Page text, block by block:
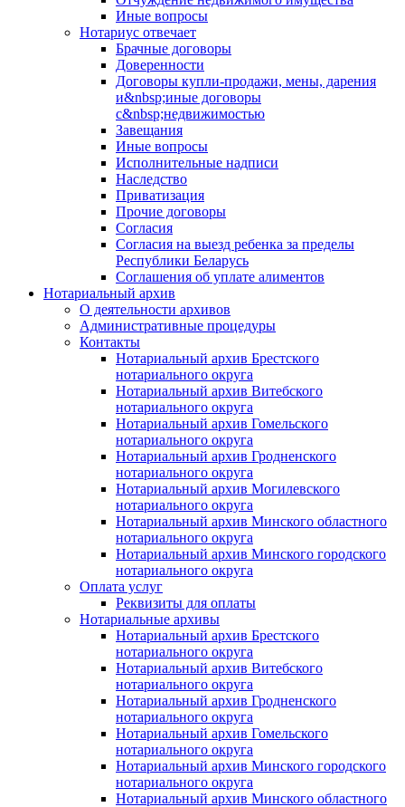
Иные вопросы
Нотариус отвечает
Брачные договоры
Доверенности
Договоры купли-продажи, мены, дарения
и&nbsp;иные договоры
с&nbsp;недвижимостью
Завещания
Иные вопросы
Исполнительные надписи
Наследство
Приватизация
Прочие договоры
Согласия
Согласия на выезд ребенка за пределы
Республики Беларусь
Соглашения об уплате алиментов
Нотариальный архив
О деятельности архивов
Административные процедуры
Контакты
Нотариальный архив Брестского
нотариального округа
Нотариальный архив Витебского
нотариального округа
Нотариальный архив Гомельского
нотариального округа
Нотариальный архив Гродненского
нотариального округа
Нотариальный архив Могилевского
нотариального округа
Нотариальный архив Минского областного
нотариального округа
Нотариальный архив Минского городского
нотариального округа
Оплата услуг
Реквизиты для оплаты
Нотариальные архивы
Нотариальный архив Брестского
нотариального округа
Нотариальный архив Витебского
нотариального округа
Нотариальный архив Гродненского
нотариального округа
Нотариальный архив Гомельского
нотариального округа
Нотариальный архив Минского городского
нотариального округа
Нотариальный архив Минского областного